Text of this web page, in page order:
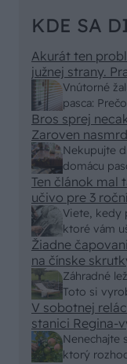
KDE SA
Vnútorné
pasca:
vyriešiť za
Akurát ten
južnej strany.
vonkajšieho
250x150cm.
eur kus.
Nekupujte
domácu
von
Bros sprej
Zaroven
nic zive. Vasa
Skor pritiahne
Viete, kedy
ktoré vám
Ten článok mal
učivo pre 3 ročník
alebo nejaka kniha z VŠ?
malty - pevnosť
minut , k tomu
Záhradné
Toto si
Žiadne
na čínske
čo sa týka
remeselným
ten odpad z
Lídli.
Nenechajte
ktorý
V sobotnej
stanici Regina-
zväzu záhradkárov pán Jakubech tvrdil,
vlky sú